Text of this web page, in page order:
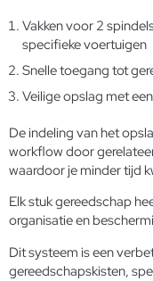
Vakken voor 2
specifieke voertuigen
Snelle toegang tot
Veilige opslag met
De indeling van het
workflow door
waardoor je minder tijd
Elk stuk gereedschap
organisatie en
Dit systeem is een
gereedschapskisten,